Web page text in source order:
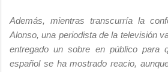
Además, mientras transcurría la
Alonso, una periodista de la televisión
entregado un sobre en público para
español se ha mostrado reacio,